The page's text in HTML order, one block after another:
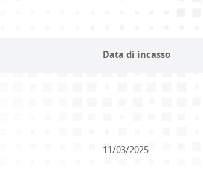
Data di incasso
11/03/2025